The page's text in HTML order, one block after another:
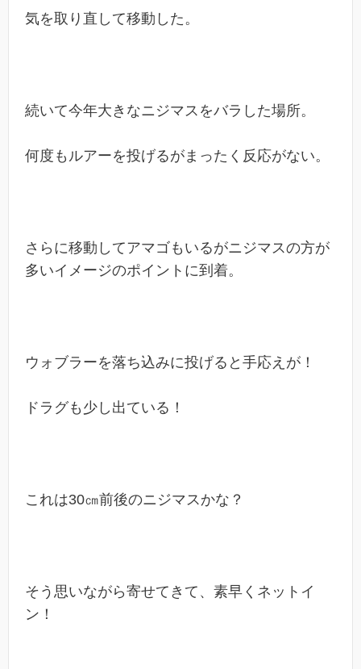
気を取り直して移動した。
続いて今年大きなニジマスをバラした場所。
何度もルアーを投げるがまったく反応がない。
さらに移動してアマゴもいるがニジマスの方が
多いイメージのポイントに到着。
ウォブラーを落ち込みに投げると手応えが！
ドラグも少し出ている！
これは30㎝前後のニジマスかな？
そう思いながら寄せてきて、素早くネットイ
ン！